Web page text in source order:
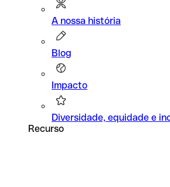
A nossa história
Blog
Impacto
Diversidade, equidade e
Recurso